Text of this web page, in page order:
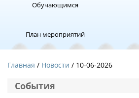
Обучающимся
План мероприятий
Главная Новости / 10-06-2026
События